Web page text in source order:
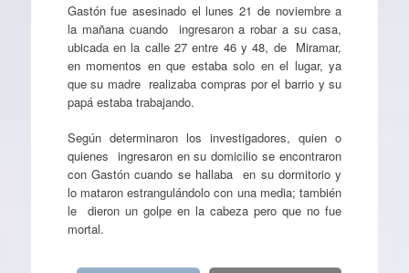
Gastón fue asesinado el lunes 21 de noviembre a
la mañana cuando ingresaron a robar a su casa,
ubicada en la calle 27 entre 46 y 48, de Miramar,
en momentos en que estaba solo en el lugar, ya
que su madre realizaba compras por el barrio y su
papá estaba trabajando.
Según determinaron los investigadores, quien o
quienes ingresaron en su domicilio se encontraron
con Gastón cuando se hallaba en su dormitorio y
lo mataron estrangulándolo con una media; también
le dieron un golpe en la cabeza pero que no fue
mortal.